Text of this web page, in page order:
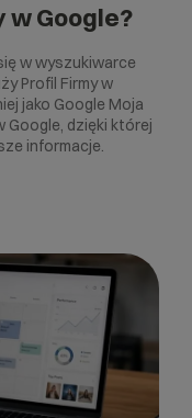
w Google?
w wyszukiwarce
Profil Firmy w
jako Google Moja
Google, dzięki której
informacje.